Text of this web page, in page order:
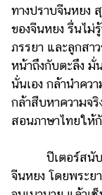
ทางปราบจีนหยง
ของจีนหยง รื่นไม่
ภรรยา และลูกสา
หน้าถึงกับตะลึง มั่
นั่นเอง กล้านำคว
กล้าสืบหาความจ
สอนภาษาไทยให้
ปีเตอร์สนับสนุ
จีนหยง โดยพระย